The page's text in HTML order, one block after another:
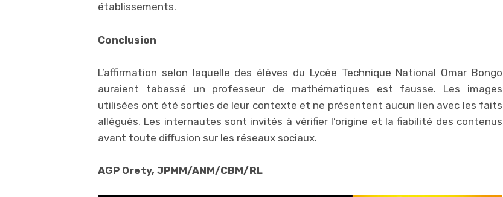
établissements.
Conclusion
L’affirmation selon laquelle des élèves du Lycée Technique National Omar Bongo
auraient tabassé un professeur de mathématiques est fausse. Les images
utilisées ont été sorties de leur contexte et ne présentent aucun lien avec les faits
allégués. Les internautes sont invités à vérifier l’origine et la fiabilité des contenus
avant toute diffusion sur les réseaux sociaux.
AGP Orety, JPMM/ANM/CBM/RL